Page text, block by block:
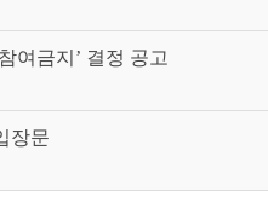
여금지’ 결정 공고
장문